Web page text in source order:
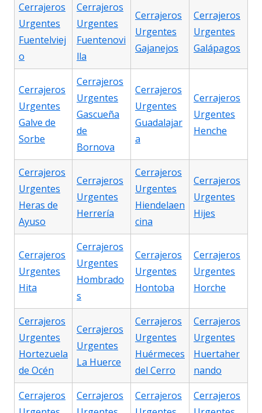
Cerrajeros
Urgentes
Fuentelviej
o
Cerrajeros
Urgentes
Fuentenovi
lla
Cerrajeros
Urgentes
Gajanejos
Cerrajeros
Urgentes
Galápagos
Cerrajeros
Urgentes
Galve de
Sorbe
Cerrajeros
Urgentes
Gascueña
de
Bornova
Cerrajeros
Urgentes
Guadalajar
a
Cerrajeros
Urgentes
Henche
Cerrajeros
Urgentes
Heras de
Ayuso
Cerrajeros
Urgentes
Herrería
Cerrajeros
Urgentes
Hiendelaen
cina
Cerrajeros
Urgentes
Hijes
Cerrajeros
Urgentes
Hita
Cerrajeros
Urgentes
Hombrado
s
Cerrajeros
Urgentes
Hontoba
Cerrajeros
Urgentes
Horche
Cerrajeros
Urgentes
Hortezuela
de Océn
Cerrajeros
Urgentes
La Huerce
Cerrajeros
Urgentes
Huérmeces
del Cerro
Cerrajeros
Urgentes
Huertaher
nando
Cerrajeros
Cerrajeros
Cerrajeros
Cerrajeros